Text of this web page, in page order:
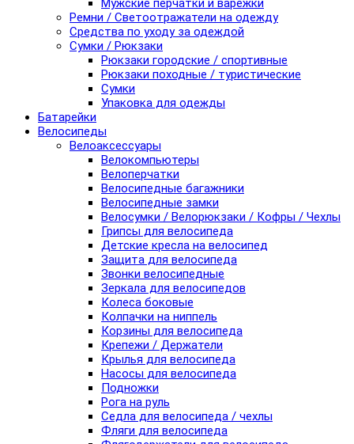
Мужские перчатки и варежки
Ремни / Светоотражатели на одежду
Средства по уходу за одеждой
Сумки / Рюкзаки
Рюкзаки городские / спортивные
Рюкзаки походные / туристические
Сумки
Упаковка для одежды
Батарейки
Велосипеды
Велоаксессуары
Велокомпьютеры
Велоперчатки
Велосипедные багажники
Велосипедные замки
Велосумки / Велорюкзаки / Кофры / Чехлы
Грипсы для велосипеда
Детские кресла на велосипед
Защита для велосипеда
Звонки велосипедные
Зеркала для велосипедов
Колеса боковые
Колпачки на ниппель
Корзины для велосипеда
Крепежи / Держатели
Крылья для велосипеда
Насосы для велосипеда
Подножки
Рога на руль
Седла для велосипеда / чехлы
Фляги для велосипеда